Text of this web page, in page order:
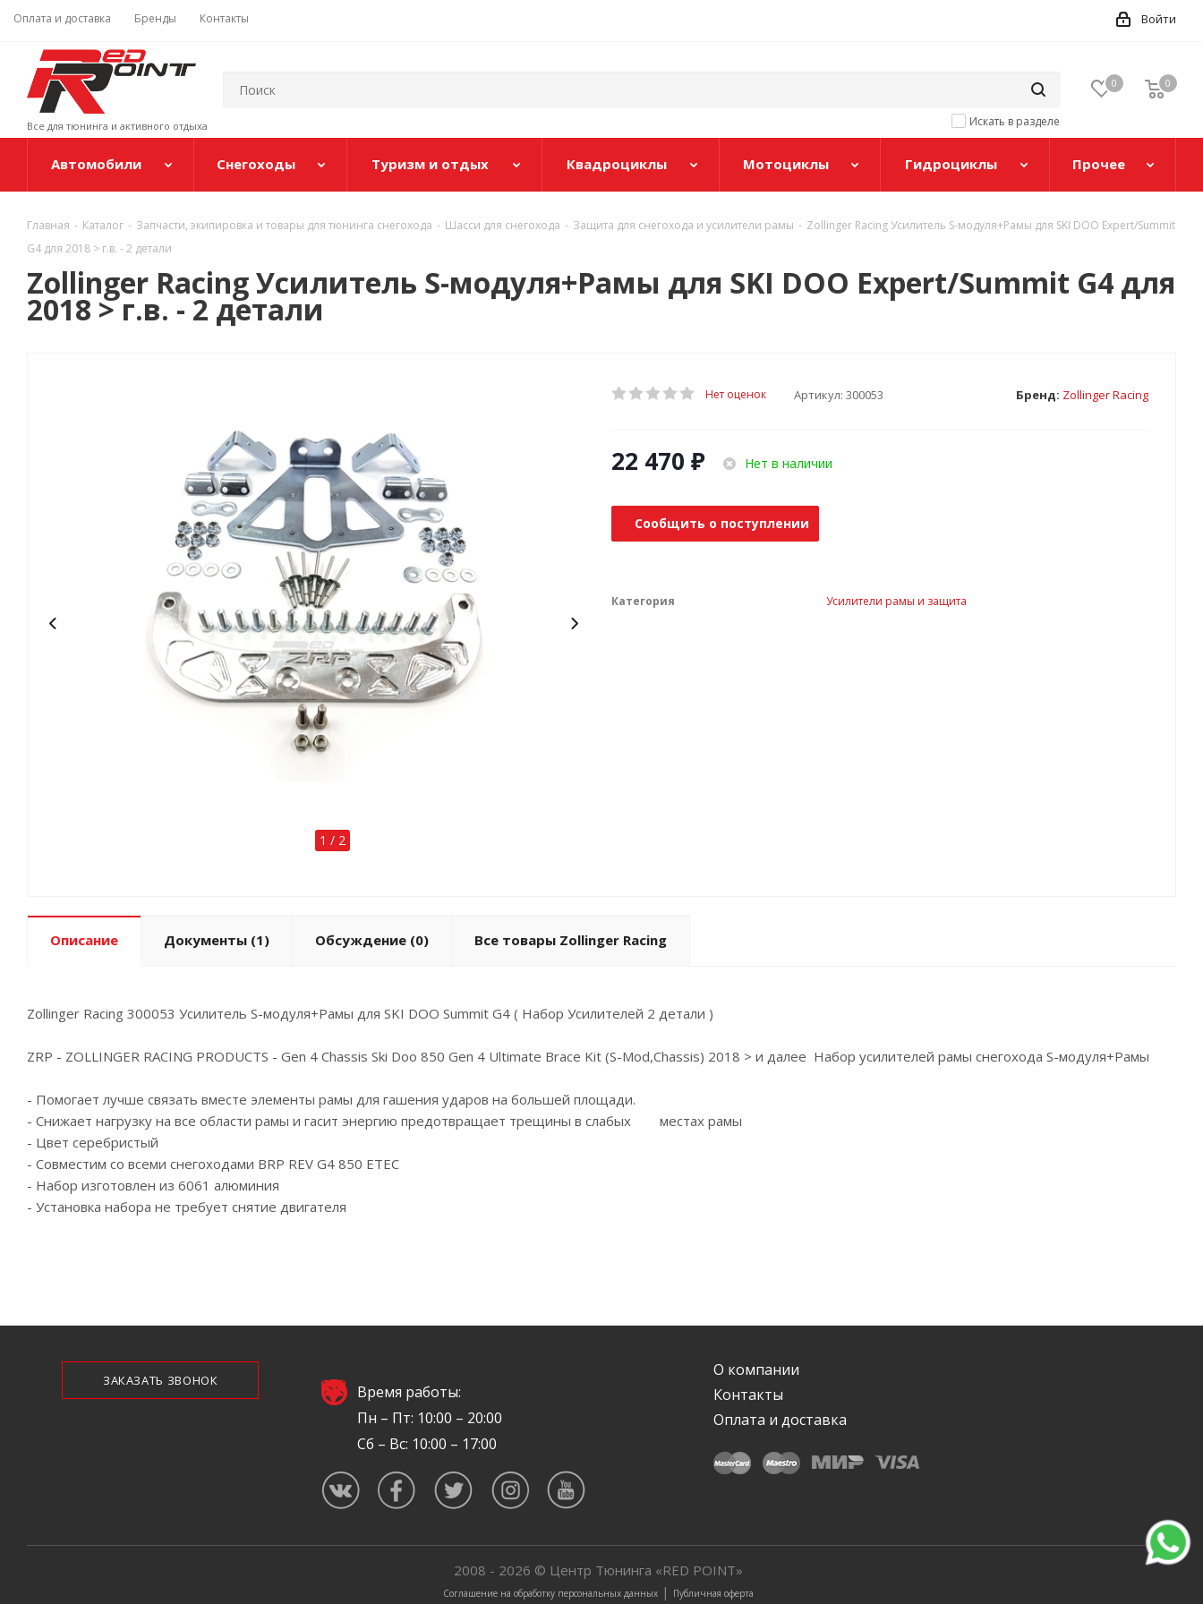
Оплата и доставка Бренды Контакты Войти
Все для тюнинга и активного отдыха Искать в разделе
0 0
Автомобили Снегоходы Туризм и отдых Квадроциклы Мотоциклы Гидроциклы Прочее
Главная - Каталог - Запчасти, экипировка и товары для тюнинга снегохода - Шасси для снегохода - Защита для снегохода и усилители рамы - Zollinger Racing Усилитель S-модуля+Рамы для SKI DOO Expert/Summit
G4 для 2018 > г.в. - 2 детали
Zollinger Racing Усилитель S-модуля+Рамы для SKI DOO Expert/Summit G4 для
2018 > г.в. - 2 детали
1 / 2
Нет оценок Артикул: 300053 Бренд: Zollinger Racing
22 470 ₽ Нет в наличии
Сообщить о поступлении
Категория Усилители рамы и защита
Описание Документы (1) Обсуждение (0) Все товары Zollinger Racing
Zollinger Racing 300053 Усилитель S-модуля+Рамы для SKI DOO Summit G4 ( Набор Усилителей 2 детали )
ZRP - ZOLLINGER RACING PRODUCTS - Gen 4 Сhassis Ski Doo 850 Gen 4 Ultimate Brace Kit (S-Mod,Chassis) 2018 > и далее Набор усилителей рамы снегохода S-модуля+Рамы
- Помогает лучше связать вместе элементы рамы для гашения ударов на большей площади.
- Снижает нагрузку на все области рамы и гасит энергию предотвращает трещины в слабых местах рамы
- Цвет серебристый
- Совместим со всеми снегоходами BRP REV G4 850 ETEC
- Набор изготовлен из 6061 алюминия
- Установка набора не требует снятие двигателя
ЗАКАЗАТЬ ЗВОНОК
Время работы:
Пн – Пт: 10:00 – 20:00
Сб – Вс: 10:00 – 17:00
О компании
Контакты
Оплата и доставка
2008 - 2026 © Центр Тюнинга «RED POINT»
Соглашение на обработку персональных данных| Публичная оферта